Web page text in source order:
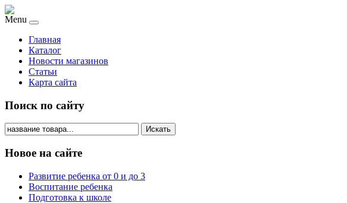
Menu
Главная
Каталог
Новости магазинов
Статьи
Карта сайта
Поиск по сайту
Искать
Новое на сайте
Развитие ребенка от 0 и до 3
Воспитание ребенка
Подготовка к школе